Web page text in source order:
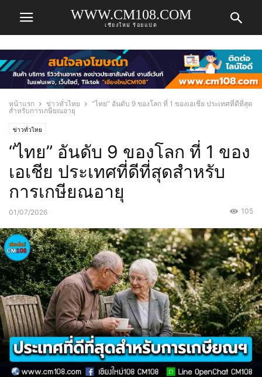
WWW.CM108.COM
เชียงใหม่ ร้อยแปด
หน้าแรก ข่าวทั่วไทย
“ไทย” อันดับ 9 ของโลก ที่ 1 ของเอเชีย ประเทศที่ดีที่สุด
สำหรับการเกษียณอายุ
ข่าวทั่วไทย
“ไทย” อันดับ 9 ของโลก ที่ 1 ของ
เอเชีย ประเทศที่ดีที่สุดสำหรับ
การเกษียณอายุ
01/07/2026 105